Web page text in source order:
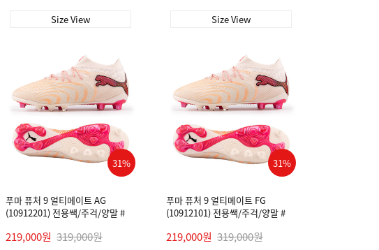
Size View Size View
31%
푸마 퓨처 9 얼티메이트 AG
(10912201) 전용쌕/주걱/양말 #
219,000원 319,000원
31%
푸마 퓨처 9 얼티메이트 FG
(10912101) 전용쌕/주걱/양말 #
219,000원 319,000원